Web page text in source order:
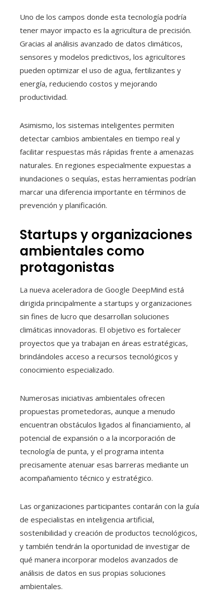
Uno de los campos donde esta tecnología podría
tener mayor impacto es la agricultura de precisión.
Gracias al análisis avanzado de datos climáticos,
sensores y modelos predictivos, los agricultores
pueden optimizar el uso de agua, fertilizantes y
energía, reduciendo costos y mejorando
productividad.
Asimismo, los sistemas inteligentes permiten
detectar cambios ambientales en tiempo real y
facilitar respuestas más rápidas frente a amenazas
naturales. En regiones especialmente expuestas a
inundaciones o sequías, estas herramientas podrían
marcar una diferencia importante en términos de
prevención y planificación.
Startups y organizaciones
ambientales como
protagonistas
La nueva aceleradora de Google DeepMind está
dirigida principalmente a startups y organizaciones
sin fines de lucro que desarrollan soluciones
climáticas innovadoras. El objetivo es fortalecer
proyectos que ya trabajan en áreas estratégicas,
brindándoles acceso a recursos tecnológicos y
conocimiento especializado.
Numerosas iniciativas ambientales ofrecen
propuestas prometedoras, aunque a menudo
encuentran obstáculos ligados al financiamiento, al
potencial de expansión o a la incorporación de
tecnología de punta, y el programa intenta
precisamente atenuar esas barreras mediante un
acompañamiento técnico y estratégico.
Las organizaciones participantes contarán con la guía
de especialistas en inteligencia artificial,
sostenibilidad y creación de productos tecnológicos,
y también tendrán la oportunidad de investigar de
qué manera incorporar modelos avanzados de
análisis de datos en sus propias soluciones
ambientales.